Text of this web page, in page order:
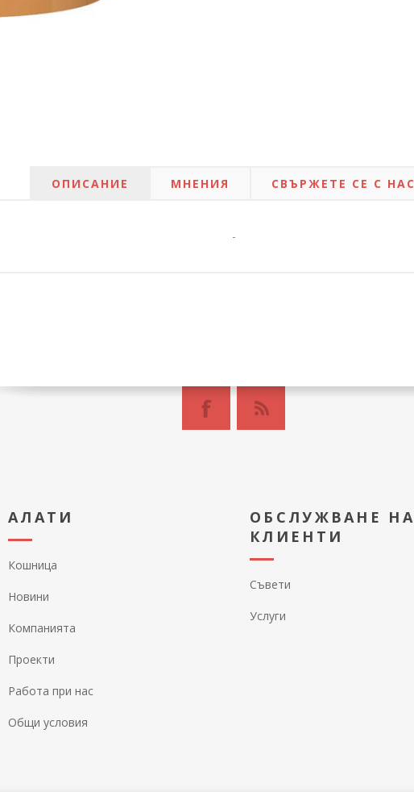
ОПИСАНИЕ МНЕНИЯ СВЪРЖЕТЕ СЕ С
-
АЛАТИ
Кошница
Новини
Компанията
Проекти
Работа при нас
Общи условия
ОБСЛУЖВАНЕ НА
КЛИЕНТИ
Съвети
Услуги